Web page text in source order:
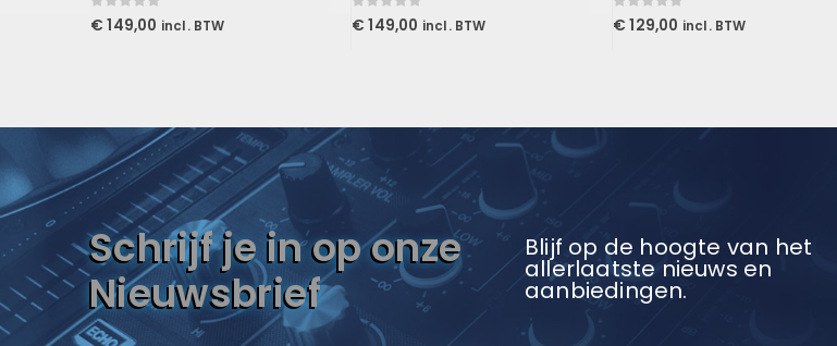
0out of 5
€ 149,00 incl. BTW 0out of 5
€ 149,00 incl. BTW 0out of 5
€ 129,00 incl. BTW
Schrijf je in op onze
Nieuwsbrief
Blijf op de hoogte van het
allerlaatste nieuws en
aanbiedingen.